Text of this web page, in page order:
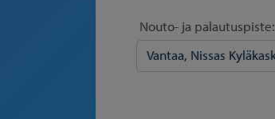
Nouto- ja palautuspiste: